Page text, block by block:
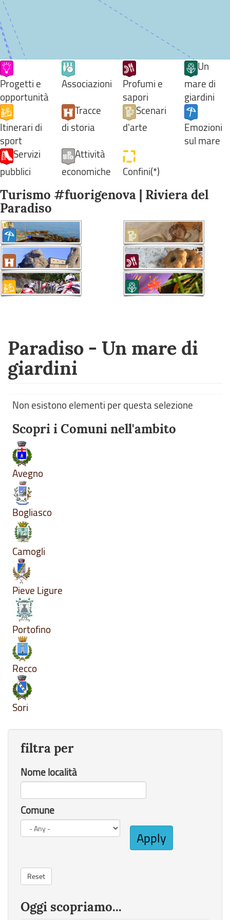
Progetti e
opportunità
Associazioni
Profumi e
sapori
Un
mare di
giardini
Itinerari di
sport
Tracce
di storia
Scenari
d'arte
Emozioni
sul mare
Servizi
pubblici
Attività
economiche
Confini(*)
Turismo #fuorigenova | Riviera del
Paradiso
Paradiso - Un mare di
giardini
Non esistono elementi per questa selezione
Scopri i Comuni nell'ambito
Avegno
Bogliasco
Camogli
Pieve Ligure
Portofino
Recco
Sori
filtra per
Nome località
Comune
Apply
Reset
Oggi scopriamo...